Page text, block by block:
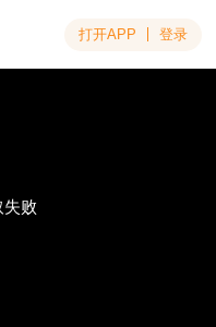
打开APP 登录
失败